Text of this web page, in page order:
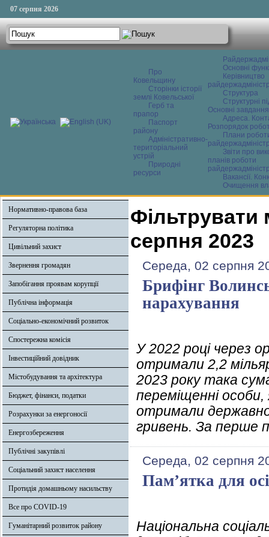
07 серпня 2026
Про
Ковельщину
Сторінки історії
землі Ковельської
Герб та
прапор
Паспорт
району
Адміністративно-
територіальний
устрій
Природні
ресурси
Основні
Керівництво
Структура
Структурні
Основні завдання
Адреса.
Розпорядок
Плани
Звіти про
планів роботи
Вакансії.
Очищення
Нормативно-правова база
Регуляторна політика
Цивільний захист
Звернення громадян
Запобігання проявам корупції
Публічна інформація
Соціально-економічний розвиток
Спостережна комісія
Інвестиційний довідник
Містобудування та архітектура
Бюджет, фінанси, податки
Розрахунки за енергоносії
Енергозбереження
Публічні закупівлі
Соціальний захист населення
Протидія домашньому насильству
Все про COVID-19
Гуманітарний розвиток району
Фільтрувати
серпня 2023
Середа, 02 серпня
Брифінг
нарахування
У 2022 році через
отримали 2,2
2023 року така
переміщенні особи,
отримали
гривень. За перше
Середа, 02 серпня
Пам’ятка для
Національна